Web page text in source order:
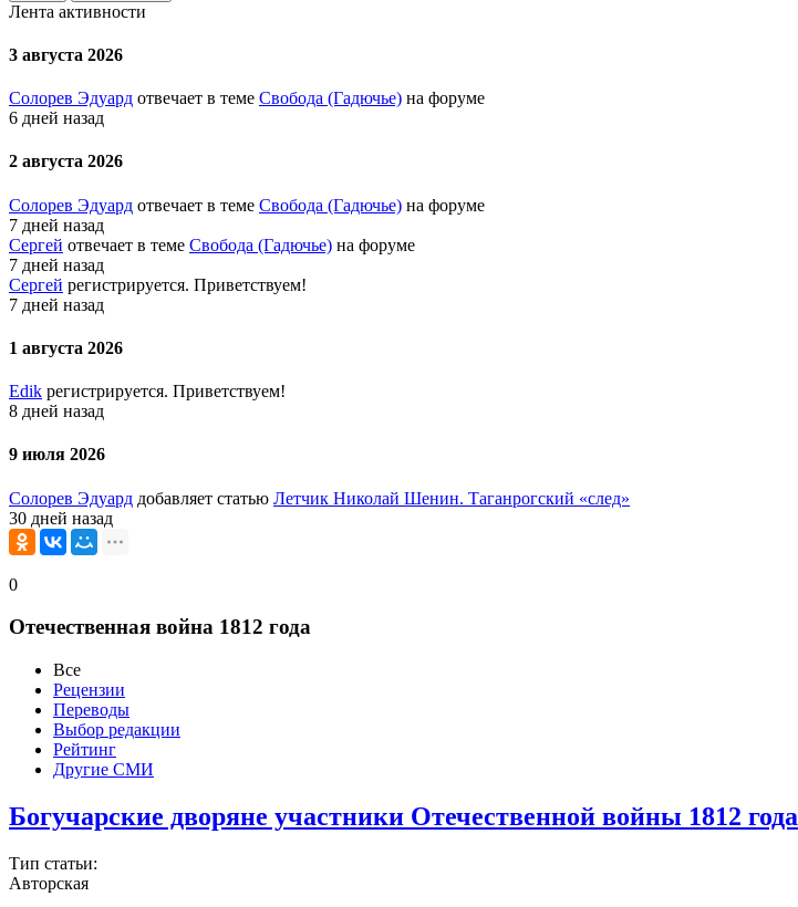
Лента активности
3 августа 2026
Солорев Эдуард отвечает в теме Свобода (Гадючье) на форуме
6 дней назад
2 августа 2026
Солорев Эдуард отвечает в теме Свобода (Гадючье) на форуме
7 дней назад
Сергей отвечает в теме Свобода (Гадючье) на форуме
7 дней назад
Сергей регистрируется. Приветствуем!
7 дней назад
1 августа 2026
Edik регистрируется. Приветствуем!
8 дней назад
9 июля 2026
Солорев Эдуард добавляет статью Летчик Николай Шенин. Таганрогский «след»
30 дней назад
0
Отечественная война 1812 года
Все
Рецензии
Переводы
Выбор редакции
Рейтинг
Другие СМИ
Богучарские дворяне участники Отечественной войны 1812 года
Тип статьи:
Авторская